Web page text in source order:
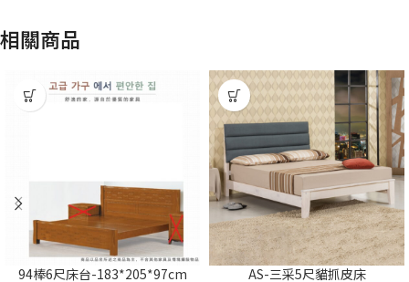
相關商品
94棒6尺床台-183*205*97cm
AS-三采5尺貓抓皮床